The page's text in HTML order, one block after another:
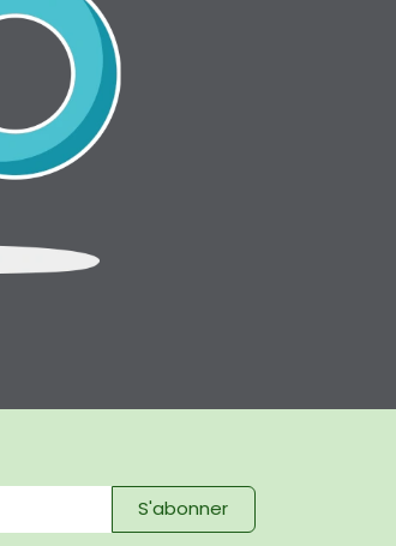
S'abonner